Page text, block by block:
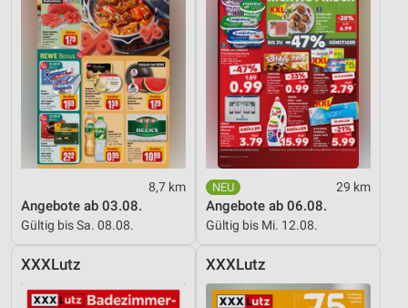
8,7 km
Angebote ab 03.08.
Gültig bis Sa. 08.08.
29 km
Angebote ab 06.08.
Gültig bis Mi. 12.08.
XXXLutz XXXLutz
Erstellung von Profilen zur Personalisierung
von Inhalten
Verwendung von Profilen zur Auswahl
personalisierter Inhalte
Messung der Werbeleistung
Messung der Performance von Inhalten
Analyse von Zielgruppen durch Statistiken oder
Kombinationen von Daten aus verschiedenen
Quellen
Entwicklung und Verbesserung der Angebote
Verwendung reduzierter Daten zur Auswahl von